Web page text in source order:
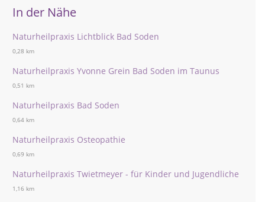
In der Nähe
Naturheilpraxis Lichtblick Bad Soden
0,28 km
Naturheilpraxis Yvonne Grein Bad Soden im Taunus
0,51 km
Naturheilpraxis Bad Soden
0,64 km
Naturheilpraxis Osteopathie
0,69 km
Naturheilpraxis Twietmeyer - für Kinder und Jugendliche
1,16 km